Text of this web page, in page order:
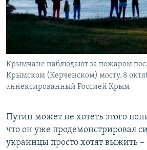
Крымчане наблюдают за пожаром
Крымском (Керченском) мосту. 8
аннексированный Россией Крым
Путин может не хотеть этого
что он уже продемонстрировал
украинцы просто хотят выжить